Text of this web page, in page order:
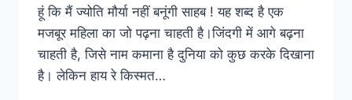
हूं कि मैं ज्योति मौर्या नहीं बनूंगी साहब ! यह शब्द है एक
मजबूर महिला का जो पढ़ना चाहती है।जिंदगी में आगे बढ़ना
चाहती है, जिसे नाम कमाना है दुनिया को कुछ करके दिखाना
है। लेकिन हाय रे किस्मत…